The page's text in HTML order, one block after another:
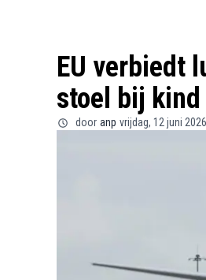
EU verbiedt
stoel bij kind
door anp vrijdag, 12 juni